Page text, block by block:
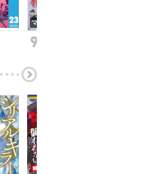
マンガ｜巻